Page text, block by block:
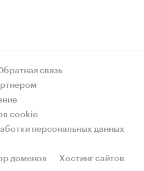
связь
cookie
персональных данных
доменов
Хостинг сайтов